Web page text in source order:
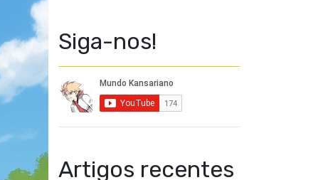
Siga-nos!
Artigos recentes